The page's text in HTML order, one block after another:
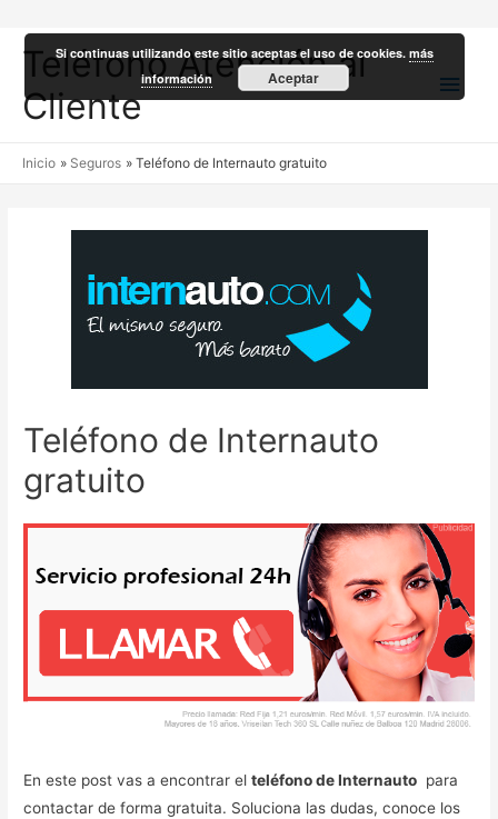
Teléfono Atención al
Cliente
Inicio Seguros Teléfono de Internauto gratuito
Teléfono de Internauto
gratuito
En este post vas a encontrar elteléfono de Internauto para
contactar de forma gratuita. Soluciona las dudas, conoce los
Si continuas utilizando este sitio aceptas el uso de cookies.más
información
Aceptar